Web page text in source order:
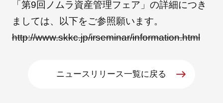
ニュースリリース
「第9回ノムラ資産管理フェア」の詳細につき
ましては、以下をご参照願います。
http://www.skkc.jp/irseminar/information.html
ニュースリリース一覧に戻る